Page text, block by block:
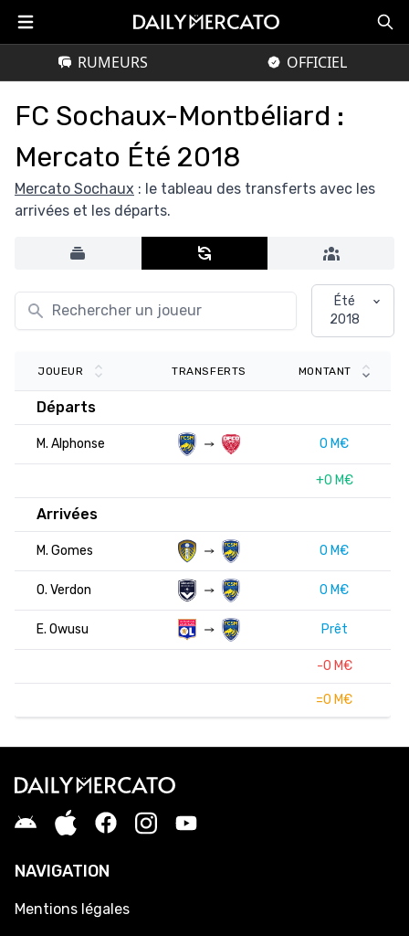
RUMEURS OFFICIEL
FC Sochaux-Montbéliard :
Mercato Été 2018
Mercato Sochaux : le tableau des transferts avec les
arrivées et les départs.
Été
2018
JOUEUR TRANSFERTS MONTANT
Départs
M. Alphonse 0 M€
+0 M€
Arrivées
M. Gomes 0 M€
O. Verdon 0 M€
E. Owusu Prêt
-0 M€
=0 M€
NAVIGATION
Mentions légales